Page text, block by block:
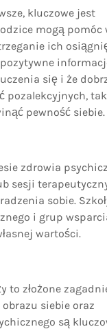
kluczowe jest
mogą pomóc
ich
się i że
pozalekcyjnych,
pewność siebie.
zdrowia
sesji
sobie.
i grup
wartości.
to złożone
siebie oraz
są